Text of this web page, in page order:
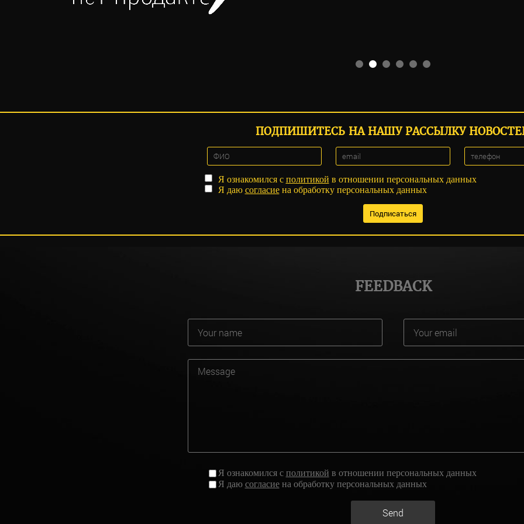
ПОДПИШИТЕСЬ НА НАШУ РАССЫЛКУ
Я ознакомился с политикой в отношении персональных данных
Я даю согласиена обработку персональных данных
FEEDBACK
Я ознакомился с политикой в отношении персональных данных
Я даю согласиена обработку персональных данных
Send